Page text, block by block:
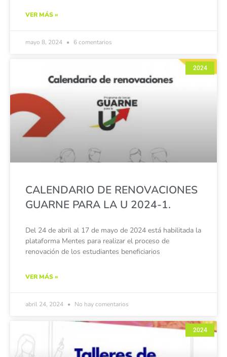
VER MÁS »
mayo 8, 2024 6 comentarios
2024
CALENDARIO DE RENOVACIONES
GUARNE PARA LA U 2024-1.
Del 24 de abril al 17 de mayo de 2024 está habilitada la
plataforma Mentes para realizar el proceso de
renovación de los estudiantes beneficiarios
VER MÁS »
abril 24, 2024 No hay comentarios
2024